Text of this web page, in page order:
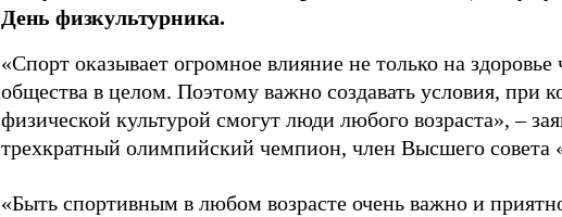
День физкультурника.
«Спорт оказывает огромное влияние не только на здоровье
общества в целом. Поэтому важно создавать условия, при
физической культурой смогут люди любого возраста», –
трехкратный олимпийский чемпион, член Высшего совета
«Быть спортивным в любом возрасте очень важно и